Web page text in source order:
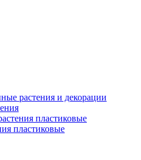
растения и декорации
пластиковые
пластиковые